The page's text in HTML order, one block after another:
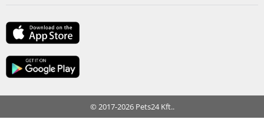
© 2017-2026 Pets24 Kft..